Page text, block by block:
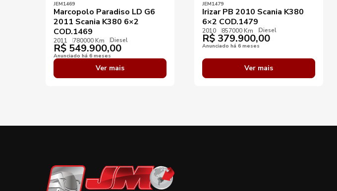
JEM1469
Marcopolo Paradiso LD G6
2011 Scania K380 6×2
COD.1469
2011 780000 Km Diesel
R$ 549.900,00
Anunciado há 6 meses
Ver mais
JEM1479
Irizar PB 2010 Scania K380
6×2 COD.1479
2010 857000 Km Diesel
R$ 379.900,00
Anunciado há 6 meses
Ver mais